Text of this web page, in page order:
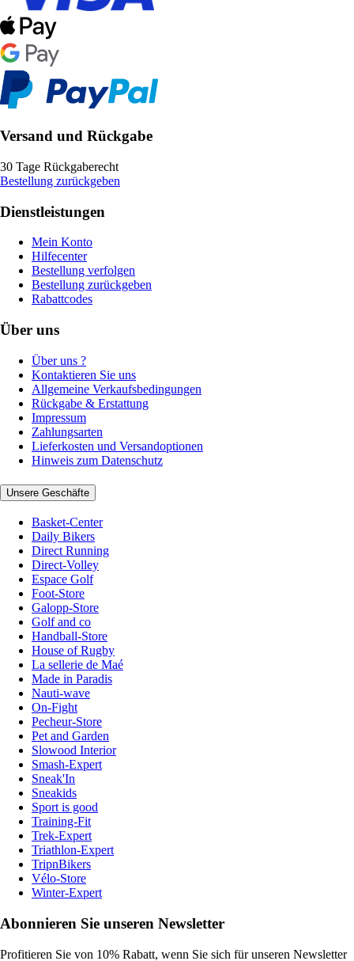
Versand und Rückgabe
30 Tage Rückgaberecht
Bestellung zurückgeben
Dienstleistungen
Mein Konto
Hilfecenter
Bestellung verfolgen
Bestellung zurückgeben
Rabattcodes
Über uns
Über uns ?
Kontaktieren Sie uns
Allgemeine Verkaufsbedingungen
Rückgabe & Erstattung
Impressum
Zahlungsarten
Lieferkosten und Versandoptionen
Hinweis zum Datenschutz
Unsere Geschäfte
Basket-Center
Daily Bikers
Direct Running
Direct-Volley
Espace Golf
Foot-Store
Galopp-Store
Golf and co
Handball-Store
House of Rugby
La sellerie de Maé
Made in Paradis
Nauti-wave
On-Fight
Pecheur-Store
Pet and Garden
Slowood Interior
Smash-Expert
Sneak'In
Sneakids
Sport is good
Training-Fit
Trek-Expert
Triathlon-Expert
TripnBikers
Vélo-Store
Winter-Expert
Abonnieren Sie unseren Newsletter
Profitieren Sie von 10% Rabatt, wenn Sie sich für unseren Newsletter